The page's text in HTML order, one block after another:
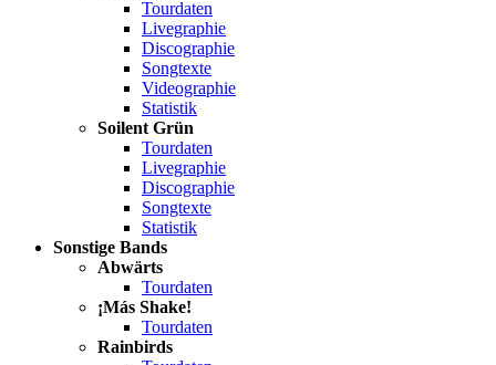
Tourdaten
Livegraphie
Discographie
Songtexte
Videographie
Statistik
Soilent Grün
Tourdaten
Livegraphie
Discographie
Songtexte
Statistik
Sonstige Bands
Abwärts
Tourdaten
¡Más Shake!
Tourdaten
Rainbirds